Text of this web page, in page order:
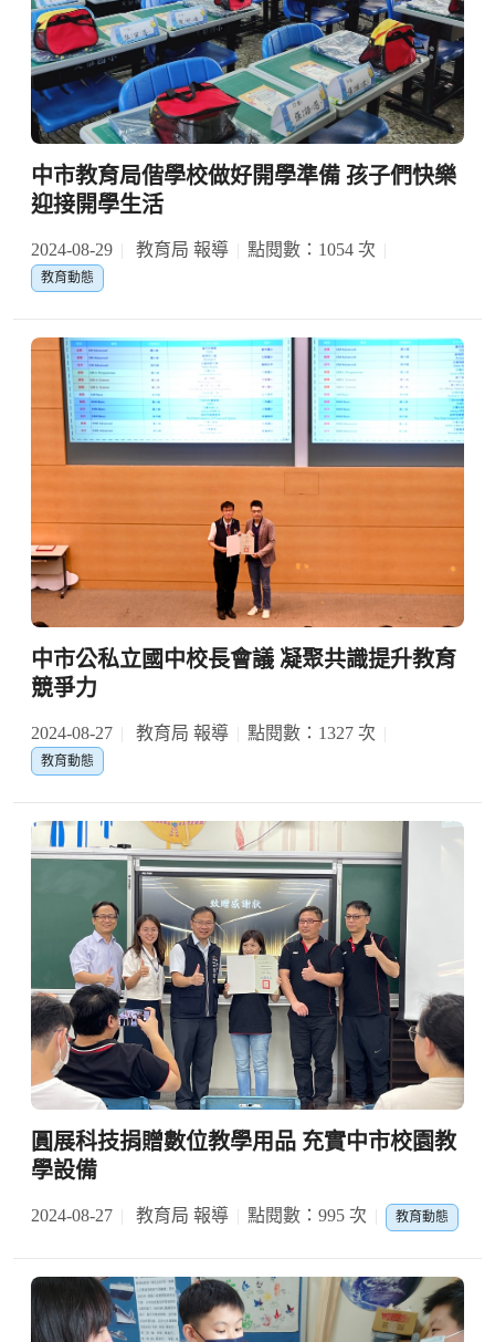
中市教育局偕學校做好開學準備 孩子們快樂
迎接開學生活
2024-08-29 教育局 報導 點閱數：1054 次
教育動態
中市公私立國中校長會議 凝聚共識提升教育
競爭力
2024-08-27 教育局 報導 點閱數：1327 次
教育動態
圓展科技捐贈數位教學用品 充實中市校園教
學設備
2024-08-27 教育局 報導 點閱數：995 次 教育動態